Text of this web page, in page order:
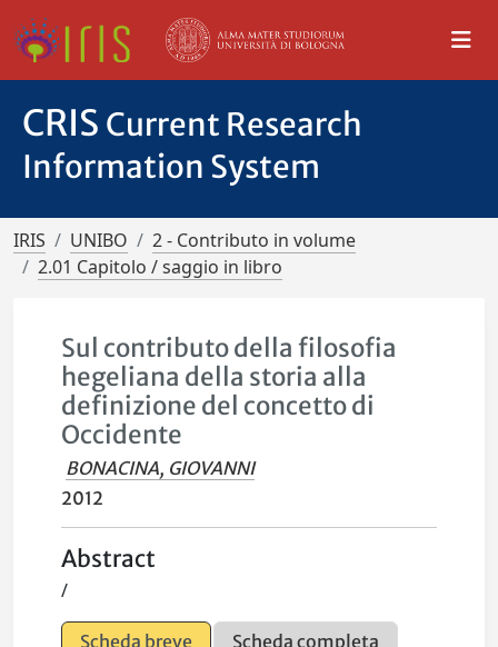
CRIS Current Research
Information System
IRIS UNIBO
2 - Contributo in volume
2.01 Capitolo / saggio in libro
Sul contributo della filosofia
hegeliana della storia alla
definizione del concetto di
Occidente
BONACINA, GIOVANNI
2012
Abstract
/
Scheda breve
Scheda completa